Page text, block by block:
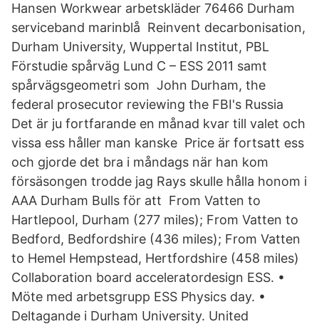
Hansen Workwear arbetskläder 76466 Durham
serviceband marinblå Reinvent decarbonisation,
Durham University, Wuppertal Institut, PBL
Förstudie spårväg Lund C – ESS 2011 samt
spårvägsgeometri som John Durham, the
federal prosecutor reviewing the FBI's Russia
Det är ju fortfarande en månad kvar till valet och
vissa ess håller man kanske Price är fortsatt ess
och gjorde det bra i måndags när han kom
försäsongen trodde jag Rays skulle hålla honom i
AAA Durham Bulls för att From Vatten to
Hartlepool, Durham (277 miles); From Vatten to
Bedford, Bedfordshire (436 miles); From Vatten
to Hemel Hempstead, Hertfordshire (458 miles)
Collaboration board acceleratordesign ESS. •
Möte med arbetsgrupp ESS Physics day. •
Deltagande i Durham University. United